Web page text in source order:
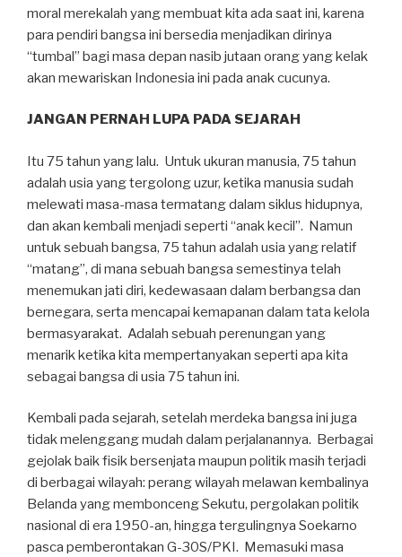
moral merekalah yang membuat kita ada saat ini, karena
para pendiri bangsa ini bersedia menjadikan dirinya
“tumbal” bagi masa depan nasib jutaan orang yang kelak
akan mewariskan Indonesia ini pada anak cucunya.
JANGAN PERNAH LUPA PADA SEJARAH
Itu 75 tahun yang lalu. Untuk ukuran manusia, 75 tahun
adalah usia yang tergolong uzur, ketika manusia sudah
melewati masa-masa termatang dalam siklus hidupnya,
dan akan kembali menjadi seperti “anak kecil”. Namun
untuk sebuah bangsa, 75 tahun adalah usia yang relatif
“matang”, di mana sebuah bangsa semestinya telah
menemukan jati diri, kedewasaan dalam berbangsa dan
bernegara, serta mencapai kemapanan dalam tata kelola
bermasyarakat. Adalah sebuah perenungan yang
menarik ketika kita mempertanyakan seperti apa kita
sebagai bangsa di usia 75 tahun ini.
Kembali pada sejarah, setelah merdeka bangsa ini juga
tidak melenggang mudah dalam perjalanannya. Berbagai
gejolak baik fisik bersenjata maupun politik masih terjadi
di berbagai wilayah: perang wilayah melawan kembalinya
Belanda yang membonceng Sekutu, pergolakan politik
nasional di era 1950-an, hingga tergulingnya Soekarno
pasca pemberontakan G-30S/PKI. Memasuki masa